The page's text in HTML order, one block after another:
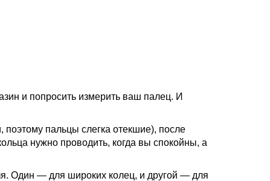
и попросить измерить ваш палец. И
пальцы слегка отекшие), после
нужно проводить, когда вы спокойны, а
Один — для широких колец, и другой — для